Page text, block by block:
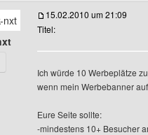
Benutzer-Profile anzeigen
15.02.2010 um 21:09
Titel:
Ich würde 10 Werbeplätze
wenn mein Werbebanner
Eure Seite sollte:
-mindestens 10+ Besucher